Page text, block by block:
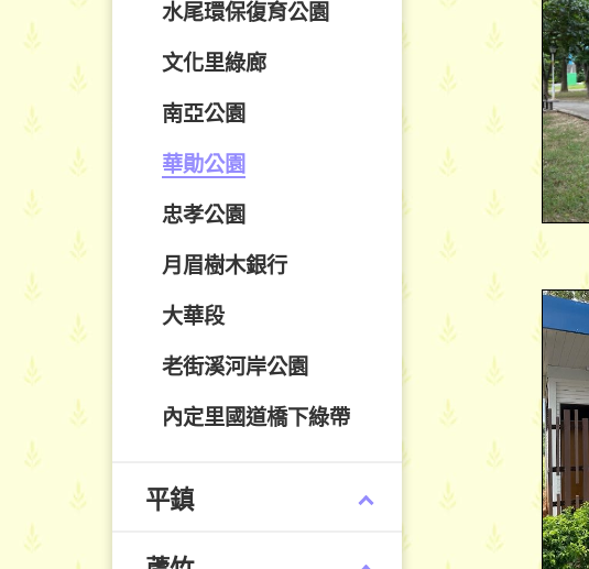
水尾環保復育公園
文化里綠廊
南亞公園
華勛公園
忠孝公園
月眉樹木銀行
大華段
老街溪河岸公園
內定里國道橋下綠帶
平鎮